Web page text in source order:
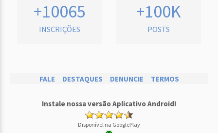
+10065
INSCRIÇÕES
+100K
POSTS
FALE DESTAQUES DENUNCIE TERMOS
Instale nossa versão Aplicativo Android!
Disponível na GooglePlay